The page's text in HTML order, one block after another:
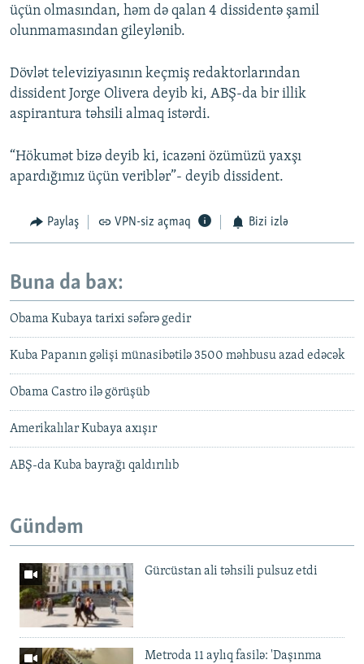
üçün olmasından, həm də qalan 4 dissidentə şamil
olunmamasından gileylənib.
Dövlət televiziyasının keçmiş redaktorlarından
dissident Jorge Olivera deyib ki, ABŞ-da bir illik
aspirantura təhsili almaq istərdi.
“Hökumət bizə deyib ki, icazəni özümüzü yaxşı
apardığımız üçün veriblər”- deyib dissident.
Paylaş VPN-siz açmaq Bizi izlə
Buna da bax:
Obama Kubaya tarixi səfərə gedir
Kuba Papanın gəlişi münasibətilə 3500 məhbusu azad edəcək
Obama Castro ilə görüşüb
Amerikalılar Kubaya axışır
ABŞ-da Kuba bayrağı qaldırılıb
Gündəm
Gürcüstan ali təhsili pulsuz etdi
Metroda 11 aylıq fasilə: 'Daşınma